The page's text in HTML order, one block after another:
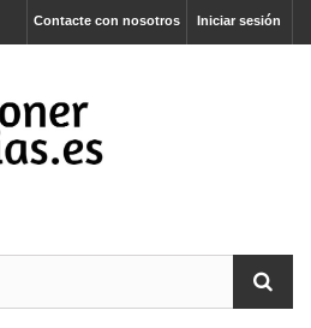
Iniciar sesión
Contacte con nosotros